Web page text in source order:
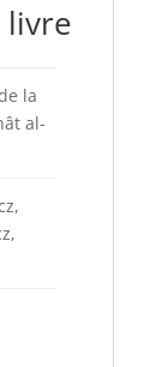
livre
la
al-